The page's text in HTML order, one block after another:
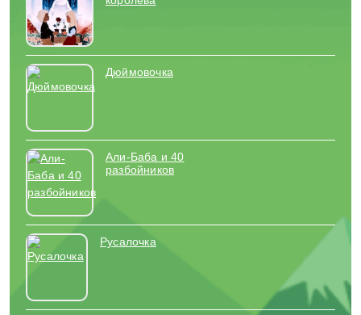
Дюймовочка
Али-Баба и 40
разбойников
Русалочка